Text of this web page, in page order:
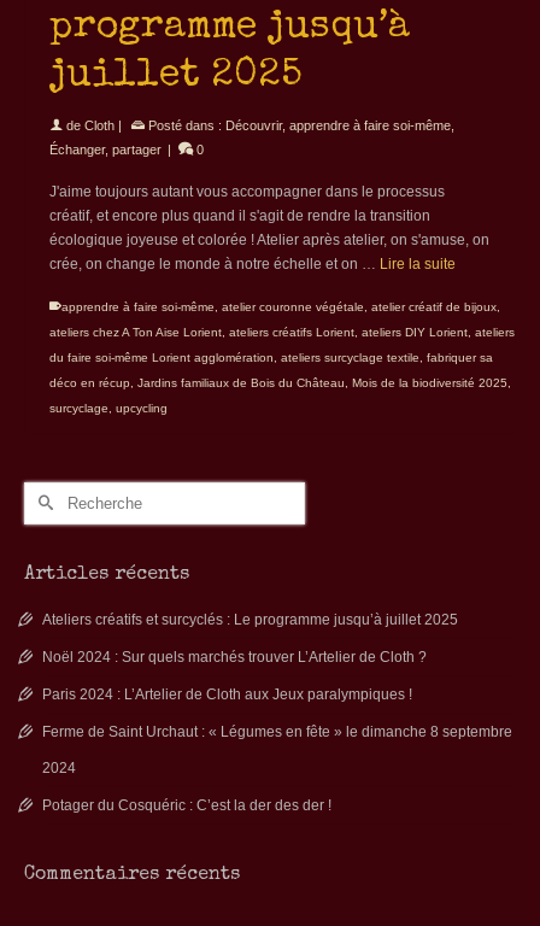
programme jusqu’à
juillet 2025
de Cloth | Posté dans : Découvrir, apprendre à faire soi-même
Échanger, partager | 0
J'aime toujours autant vous accompagner dans le processus
créatif, et encore plus quand il s'agit de rendre la transition
écologique joyeuse et colorée ! Atelier après atelier, on s'amuse, on
crée, on change le monde à notre échelle et on … Lire la suite
apprendre à faire soi-même atelier couronne végétale atelier créatif de bijoux
ateliers chez A Ton Aise Lorient ateliers créatifs Lorient ateliers DIY Lorient ateliers
du faire soi-même Lorient agglomération
ateliers surcyclage textile
fabriquer sa
déco en récup
Jardins familiaux de Bois du Château Mois de la biodiversité 2025
surcyclage
upcycling
Rechercher :
Articles récents
Ateliers créatifs et surcyclés : Le programme jusqu’à juillet 2025
Noël 2024 : Sur quels marchés trouver L’Artelier de Cloth ?
Paris 2024 : L’Artelier de Cloth aux Jeux paralympiques !
Ferme de Saint Urchaut : « Légumes en fête » le dimanche 8 septembre
2024
Potager du Cosquéric : C’est la der des der !
Commentaires récents